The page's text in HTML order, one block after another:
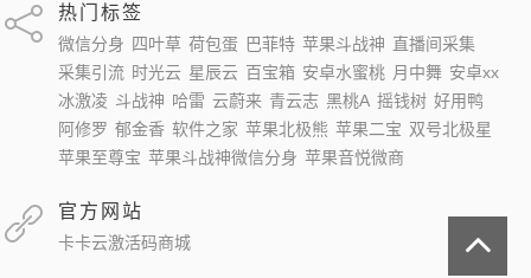
热门标签
微信分身 四叶草 荷包蛋 巴菲特 苹果斗战神 直播间采集
采集引流 时光云 星辰云 百宝箱 安卓水蜜桃 月中舞 安卓xx
冰激凌 斗战神 哈雷 云蔚来 青云志 黑桃A 摇钱树 好用鸭
阿修罗 郁金香 软件之家 苹果北极熊 苹果二宝 双号北极星
苹果至尊宝 苹果斗战神微信分身 苹果音悦微商
官方网站
卡卡云激活码商城